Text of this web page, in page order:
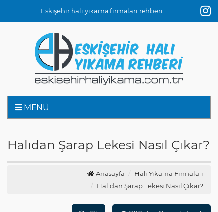
Eskişehir halı yıkama firmaları rehberi
MENÜ
Halıdan Şarap Lekesi Nasıl Çıkar?
Anasayfa
Halı Yıkama Firmaları
Halıdan Şarap Lekesi Nasıl Çıkar?